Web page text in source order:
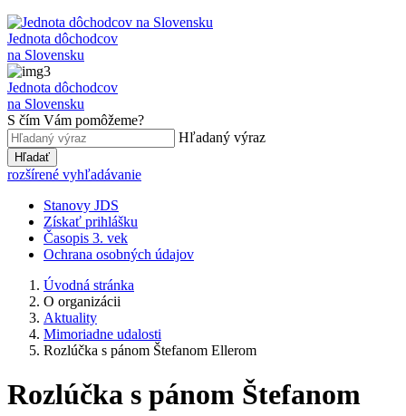
Jednota dôchodcov
na Slovensku
Jednota dôchodcov
na Slovensku
S čím Vám pomôžeme?
Hľadaný výraz
Hľadať
rozšírené vyhľadávanie
Stanovy JDS
Získať prihlášku
Časopis 3. vek
Ochrana osobných údajov
Úvodná stránka
O organizácii
Aktuality
Mimoriadne udalosti
Rozlúčka s pánom Štefanom Ellerom
Rozlúčka s pánom Štefanom